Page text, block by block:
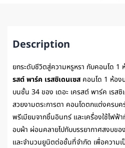
Description
ยกระดับชีวิตสู่ความหรูหรา กับคอนโด 1
รสต์ พาร์ค เรสซิเดนเซส คอนโด 1 ห้อง
บนชั้น 34 ของ เดอะ เครสต์ พาร์ค เรส
สวยงามตระการตา คอนโดตกแต่งครบค
พรีเมียมจากชิ้นอินทร์ และเครื่องใช้ไฟฟ้
อบผ้า ผ่อนคลายไปกับบรรยากาศสงบขอ
และจำนวนยูนิตต่อชั้นที่จำกัด เพื่อความ